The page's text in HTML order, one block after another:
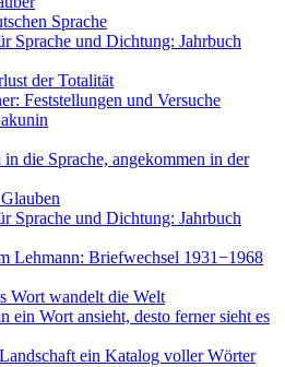
Sprache
Sprache und Dichtung: Jahrbuch
der Totalität
Feststellungen und Versuche
die Sprache, angekommen in der
Sprache und Dichtung: Jahrbuch
Lehmann: Briefwechsel 1931−1968
Wort wandelt die Welt
ein Wort ansieht, desto ferner sieht es
ein Katalog voller Wörter